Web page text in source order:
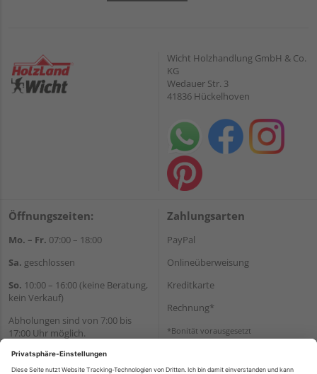
Wicht Holzhandlung GmbH & Co.
KG
Wedauer Str. 3
41836 Hückelhoven
Öffnungszeiten:
Mo. – Fr. 07:00 – 18:00
Sa. geschlossen
So. 10:00 – 16:00 (keine Beratung,
kein Verkauf)
Abholungen sind von 7:00 bis
17:00 Uhr möglich.
Wir helfen Ihnen gerne
weiter
Zahlungsarten
PayPal
Onlineüberweisung
Kreditkarte
Rechnung*
*Bonität vorausgesetzt
Versandkosten